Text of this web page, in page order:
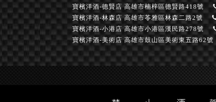
寶檳洋酒-德賢店 高雄市楠梓區德賢路418號
寶檳洋酒-林森店高雄市苓雅區林森二路2號
寶檳洋酒-小港店高雄市小港區漢民路278號
寶檳洋酒-美術店高雄市鼓山區美術東五路62號